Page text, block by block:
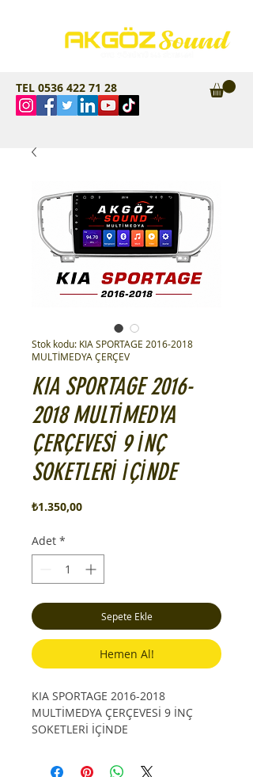
TEL 0536 422 71 28
Stok kodu: KIA SPORTAGE 2016-2018
MULTİMEDYA ÇERÇEV
KIA SPORTAGE 2016-
2018 MULTİMEDYA
ÇERÇEVESİ 9 İNÇ
SOKETLERİ İÇİNDE
₺1.350,00Fiyat
Adet *
Sepete Ekle
Hemen Al!
KIA SPORTAGE 2016-2018
MULTİMEDYA ÇERÇEVESİ 9 İNÇ
SOKETLERİ İÇİNDE